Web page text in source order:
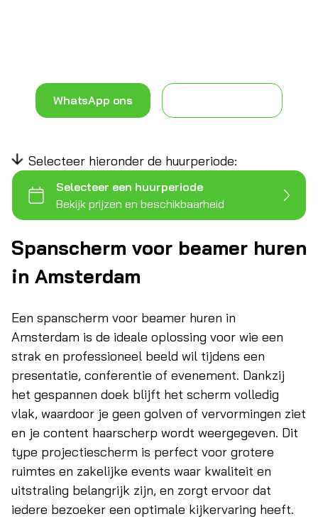
WhatsApp ons
Selecteer hieronder de huurperiode:
Spanscherm voor beamer huren
in Amsterdam
Een spanscherm voor beamer huren in
Amsterdam is de ideale oplossing voor wie een
strak en professioneel beeld wil tijdens een
presentatie, conferentie of evenement. Dankzij
het gespannen doek blijft het scherm volledig
vlak, waardoor je geen golven of vervormingen ziet
en je content haarscherp wordt weergegeven. Dit
type projectiescherm is perfect voor grotere
ruimtes en zakelijke events waar kwaliteit en
uitstraling belangrijk zijn, en zorgt ervoor dat
iedere bezoeker een optimale kijkervaring heeft.